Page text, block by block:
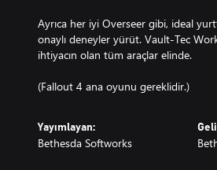
Ayrıca her iyi Overseer gibi, ideal
onaylı deneyler yürüt. Vault-Tec
ihtiyacın olan tüm araçlar elinde.
(Fallout 4 ana oyunu gereklidir.)
Yayımlayan:
Bethesda Softworks